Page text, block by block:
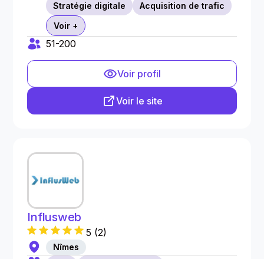
Stratégie digitale
Acquisition de trafic
Voir +
51-200
Voir profil
Voir le site
Influsweb
5 (2)
Nîmes